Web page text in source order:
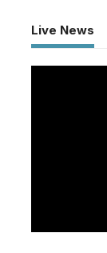
Live News